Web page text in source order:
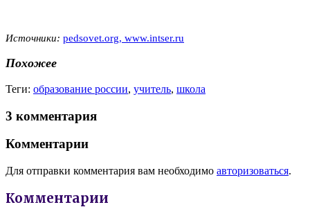
Источники: pedsovet.org, www.intser.ru
Похожее
Теги: образование россии, учитель, школа
3 комментария
Комментарии
Для отправки комментария вам необходимо авторизоваться.
Комментарии